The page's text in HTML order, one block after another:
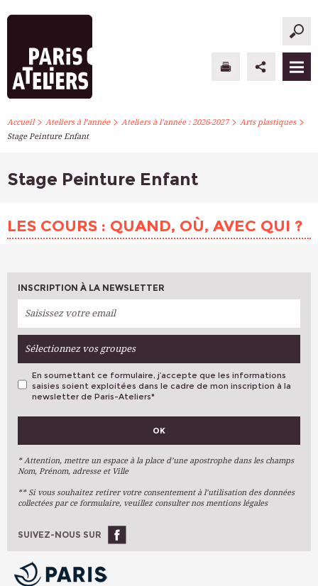
PARIS ATELIERS
ATELIERS À L’ANNÉE
STAGES PONCTUELS
S’INSCRIRE
Accueil> Ateliers à l’année> Ateliers à l’année : 2026-2027> Arts plastiques>
Stage Peinture Enfant
Stage Peinture Enfant
LES COURS : QUAND, OÙ, AVEC QUI ?
INSCRIPTION À LA NEWSLETTER
Sélectionnez vos groupes
VOS PRÉFÉRENCES
Arts Plastiques
Arts Du Texte
Arts Numériques
Ateliers À L'année
En soumettant ce formulaire, j’accepte que les informations
saisies soient exploitées dans le cadre de mon inscription à la
newsletter de Paris-Ateliers*
OK
* Attention, mettre un espace à la place d’une apostrophe dans les champs
Nom, Prénom, adresse et Ville
** Si vous souhaitez retirer votre consentement à l’utilisation des données
collectées par ce formulaire, veuillez consulter nos mentions légales
SUIVEZ-NOUS SUR